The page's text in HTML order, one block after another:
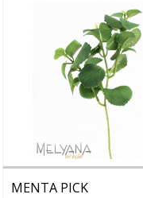
MENTA PICK